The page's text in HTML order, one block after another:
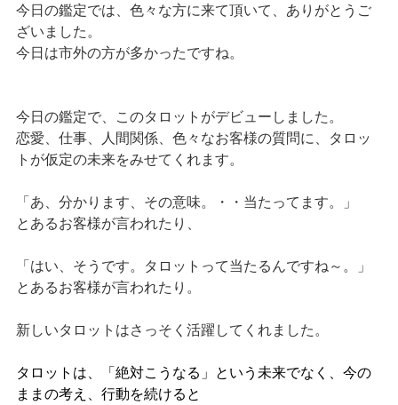
今日の鑑定では、色々な方に来て頂いて、ありがとうご
ざいました。
今日は市外の方が多かったですね。
今日の鑑定で、このタロットがデビューしました。
恋愛、仕事、人間関係、色々なお客様の質問に、タロッ
トが仮定の未来をみせてくれます。
「あ、分かります、その意味。・・当たってます。」
とあるお客様が言われたり、
「はい、そうです。タロットって当たるんですね～。」
とあるお客様が言われたり。
新しいタロットはさっそく活躍してくれました。
タロットは、「絶対こうなる」という未来でなく、今の
ままの考え、行動を続けると